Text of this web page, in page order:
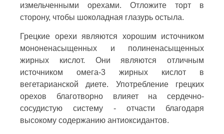
измельченными орехами. Отложите торт в
сторону, чтобы шоколадная глазурь остыла.
Грецкие орехи являются хорошим источником
мононенасыщенных и полиненасыщенных
жирных кислот. Они являются отличным
источником омега-3 жирных кислот в
вегетарианской диете. Употребление грецких
орехов благотворно влияет на сердечно-
сосудистую систему - отчасти благодаря
высокому содержанию антиоксидантов.